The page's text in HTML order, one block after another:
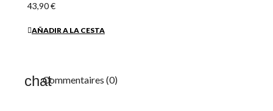
43,90 €
AÑADIR A LA CESTA
Commentaires (0)